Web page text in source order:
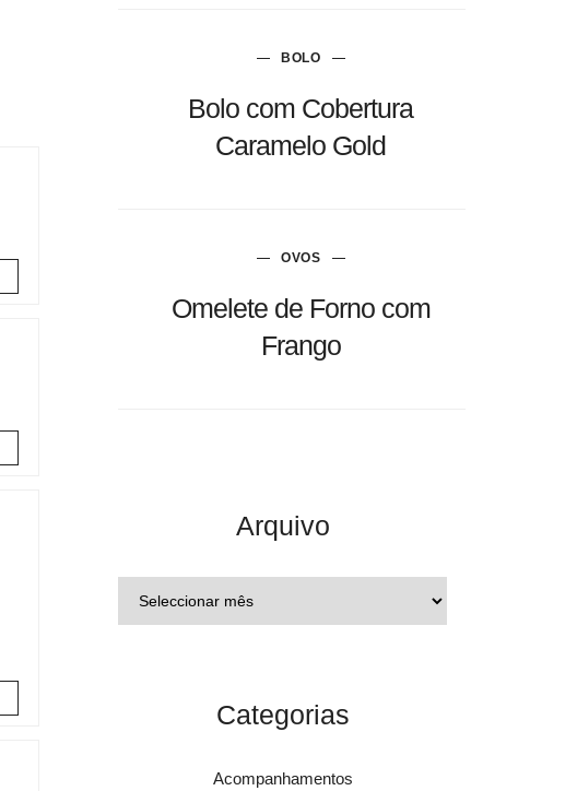
BOLO
Bolo com Cobertura
Caramelo Gold
OVOS
Omelete de Forno com
Frango
Arquivo
Categorias
Acompanhamentos